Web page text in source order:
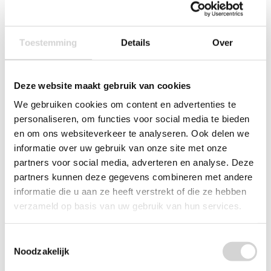
Toestemming Details Over
Deze website maakt gebruik van cookies
We gebruiken cookies om content en advertenties te
personaliseren, om functies voor social media te bieden
en om ons websiteverkeer te analyseren. Ook delen we
informatie over uw gebruik van onze site met onze
partners voor social media, adverteren en analyse. Deze
partners kunnen deze gegevens combineren met andere
informatie die u aan ze heeft verstrekt of die ze hebben
verzameld op basis van uw gebruik van hun services.
Noodzakelijk